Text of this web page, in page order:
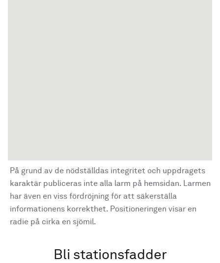
På grund av de nödställdas integritet och uppdragets
karaktär publiceras inte alla larm på hemsidan. Larmen
har även en viss fördröjning för att säkerställa
informationens korrekthet. Positioneringen visar en
radie på cirka en sjömil.
Bli stationsfadder